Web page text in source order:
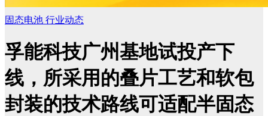
固态电池 行业动态
孚能科技广州基地试投产下
线，所采用的叠片工艺和软包
封装的技术路线可适配半固态